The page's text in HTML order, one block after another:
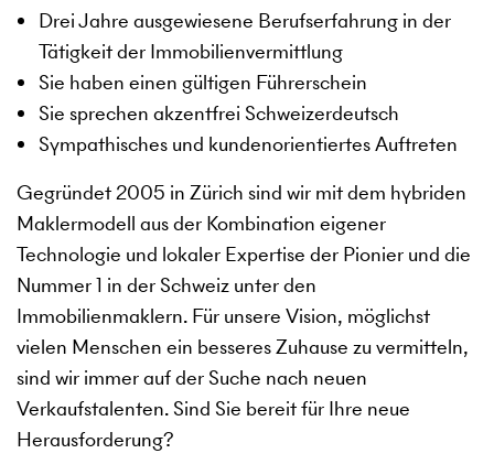
Drei Jahre ausgewiesene Berufserfahrung in der
Tätigkeit der Immobilienvermittlung
Sie haben einen gültigen Führerschein
Sie sprechen akzentfrei Schweizerdeutsch
Sympathisches und kundenorientiertes Auftreten
Gegründet 2005 in Zürich sind wir mit dem hybriden
Maklermodell aus der Kombination eigener
Technologie und lokaler Expertise der Pionier und die
Nummer 1 in der Schweiz unter den
Immobilienmaklern. Für unsere Vision, möglichst
vielen Menschen ein besseres Zuhause zu vermitteln,
sind wir immer auf der Suche nach neuen
Verkaufstalenten. Sind Sie bereit für Ihre neue
Herausforderung?